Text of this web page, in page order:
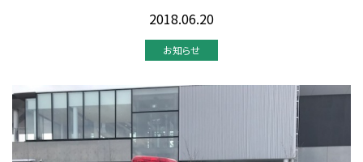
2018.06.20
お知らせ